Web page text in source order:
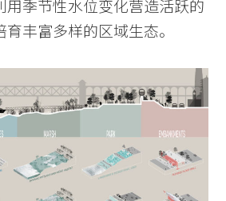
用季节性水位变化营造活跃的
丰富多样的区域生态。